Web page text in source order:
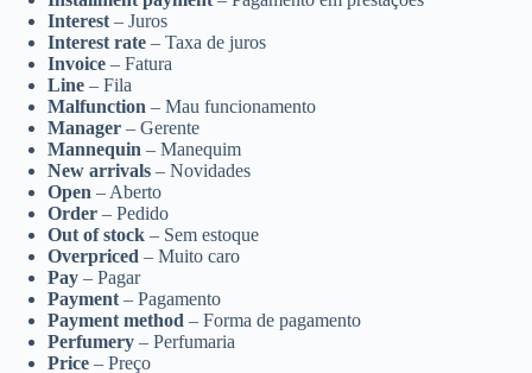
Interest – Juros
Interest rate – Taxa de juros
Invoice – Fatura
Line – Fila
Malfunction – Mau funcionamento
Manager – Gerente
Mannequin – Manequim
New arrivals – Novidades
Open – Aberto
Order – Pedido
Out of stock – Sem estoque
Overpriced – Muito caro
Pay – Pagar
Payment – Pagamento
Payment method – Forma de pagamento
Perfumery – Perfumaria
Price – Preço